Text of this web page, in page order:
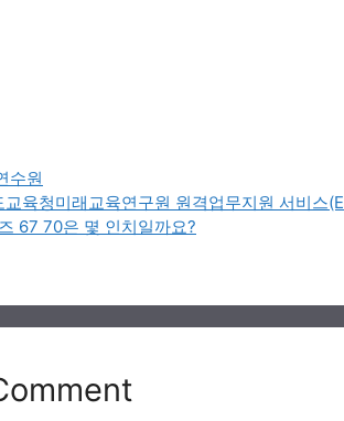
수원
육청미래교육연구원 원격업무지원 서비스
67 70은 몇 인치일까요?